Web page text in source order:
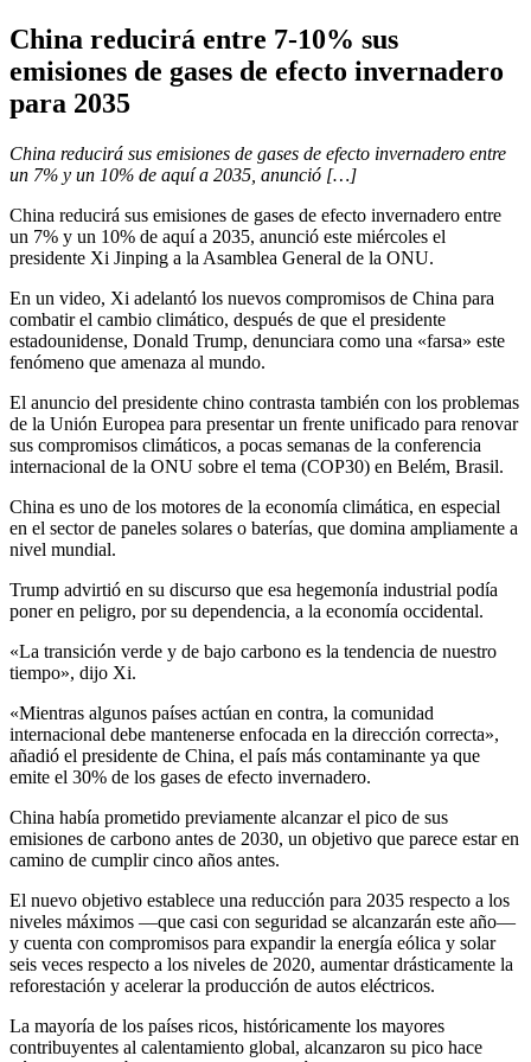
China reducirá entre 7-10% sus
emisiones de gases de efecto invernadero
para 2035
China reducirá sus emisiones de gases de efecto invernadero entre
un 7% y un 10% de aquí a 2035, anunció […]
China reducirá sus emisiones de gases de efecto invernadero entre
un 7% y un 10% de aquí a 2035, anunció este miércoles el
presidente Xi Jinping a la Asamblea General de la ONU.
En un video, Xi adelantó los nuevos compromisos de China para
combatir el cambio climático, después de que el presidente
estadounidense, Donald Trump, denunciara como una «farsa» este
fenómeno que amenaza al mundo.
El anuncio del presidente chino contrasta también con los problemas
de la Unión Europea para presentar un frente unificado para renovar
sus compromisos climáticos, a pocas semanas de la conferencia
internacional de la ONU sobre el tema (COP30) en Belém, Brasil.
China es uno de los motores de la economía climática, en especial
en el sector de paneles solares o baterías, que domina ampliamente a
nivel mundial.
Trump advirtió en su discurso que esa hegemonía industrial podía
poner en peligro, por su dependencia, a la economía occidental.
«La transición verde y de bajo carbono es la tendencia de nuestro
tiempo», dijo Xi.
«Mientras algunos países actúan en contra, la comunidad
internacional debe mantenerse enfocada en la dirección correcta»,
añadió el presidente de China, el país más contaminante ya que
emite el 30% de los gases de efecto invernadero.
China había prometido previamente alcanzar el pico de sus
emisiones de carbono antes de 2030, un objetivo que parece estar en
camino de cumplir cinco años antes.
El nuevo objetivo establece una reducción para 2035 respecto a los
niveles máximos —que casi con seguridad se alcanzarán este año—
y cuenta con compromisos para expandir la energía eólica y solar
seis veces respecto a los niveles de 2020, aumentar drásticamente la
reforestación y acelerar la producción de autos eléctricos.
La mayoría de los países ricos, históricamente los mayores
contribuyentes al calentamiento global, alcanzaron su pico hace